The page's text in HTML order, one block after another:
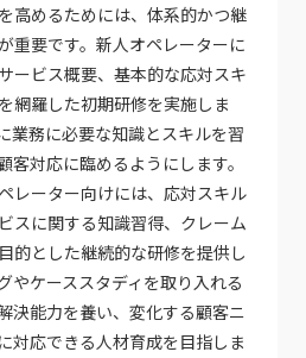
高めるためには、体系的かつ継
重要です。新人オペレーターに
ービス概要、基本的な応対スキ
網羅した初期研修を実施しま
業務に必要な知識とスキルを習
客対応に臨めるようにします。
レーター向けには、応対スキル
スに関する知識習得、クレーム
的とした継続的な研修を提供し
やケーススタディを取り入れる
決能力を養い、変化する顧客ニ
対応できる人材育成を目指しま